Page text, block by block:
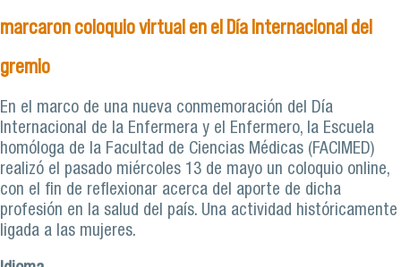
marcaron coloquio virtual en el Día Internacional del
gremio
En el marco de una nueva conmemoración del Día
Internacional de la Enfermera y el Enfermero, la Escuela
homóloga de la Facultad de Ciencias Médicas (FACIMED)
realizó el pasado miércoles 13 de mayo un coloquio online,
con el fin de reflexionar acerca del aporte de dicha
profesión en la salud del país. Una actividad históricamente
ligada a las mujeres.